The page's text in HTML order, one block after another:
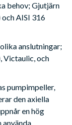
behov; Gjutjärn
AISI 316
anslutningar;
Victaulic, och
pumpimpeller,
den axiella
en hög